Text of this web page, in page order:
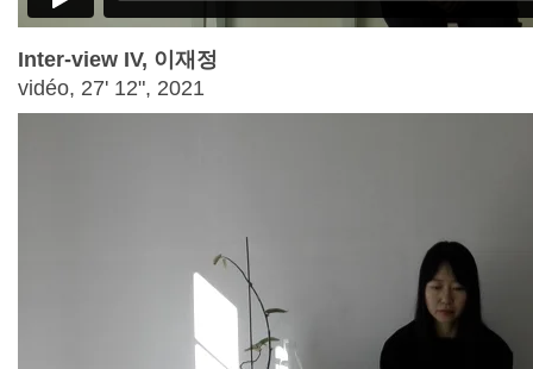
Inter-view IV, 이재정
vidéo, 27' 12", 2021